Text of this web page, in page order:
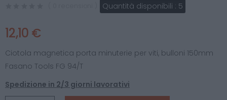
Quantità disponibili : 5
12,10 €
Ciotola magnetica porta minuterie per viti, bulloni 150mm
Fasano Tools FG 94/T
Spedizione in 2/3 giorni lavorativi